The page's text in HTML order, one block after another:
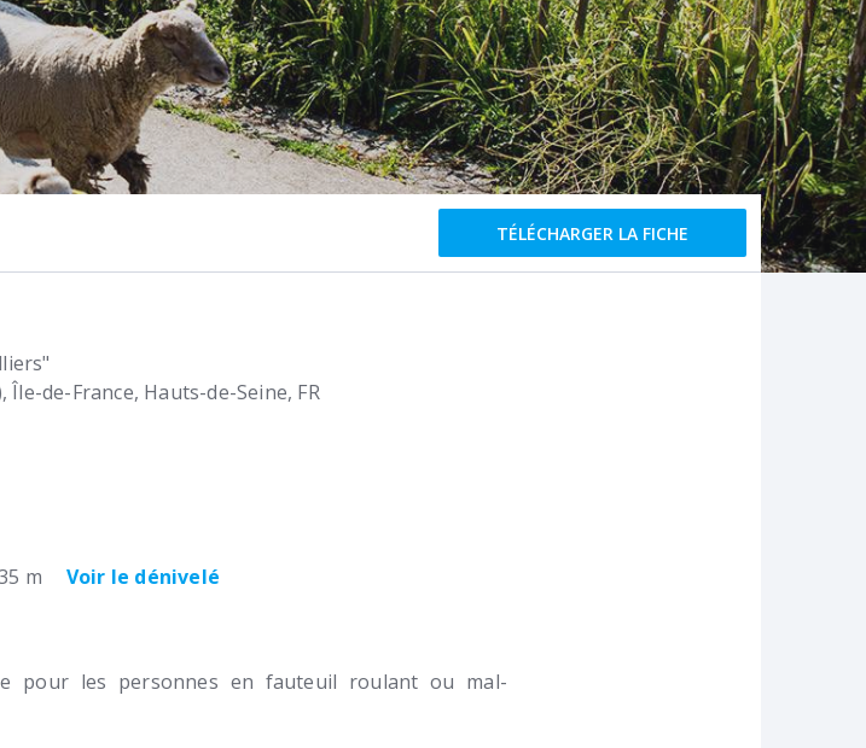
TÉLÉCHARGER LA FICHE
Île-de-France, Hauts-de-Seine FR
m Voir le dénivelé
pour les personnes en fauteuil roulant ou mal-